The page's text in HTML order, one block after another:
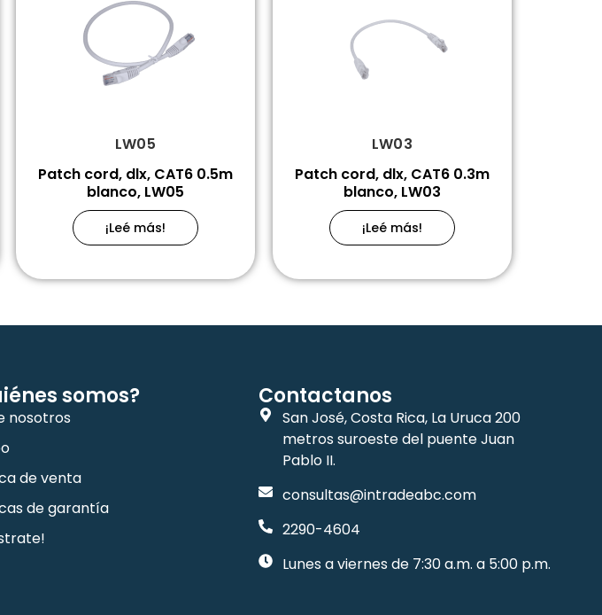
LW05
Patch cord, dlx, CAT6 0.5m
blanco, LW05
¡Leé más!
LW03
Patch cord, dlx, CAT6 0.3m
blanco, LW03
¡Leé más!
somos?
nosotros
de venta
de garantía
Contactanos
San José, Costa Rica, La Uruca 200
metros suroeste del puente Juan
Pablo II.
consultas@intradeabc.com
2290-4604
Lunes a viernes de 7:30 a.m. a 5:00 p.m.